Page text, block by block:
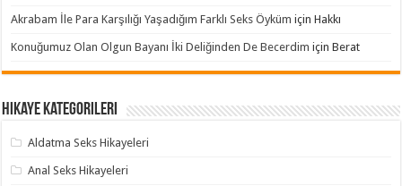
Akrabam İle Para Karşılığı Yaşadığım Farklı Seks Öyküm içinHakkı
Konuğumuz Olan Olgun Bayanı İki Deliğinden De Becerdim içinBerat
Hikaye Kategorileri
Aldatma Seks Hikayeleri
Anal Seks Hikayeleri